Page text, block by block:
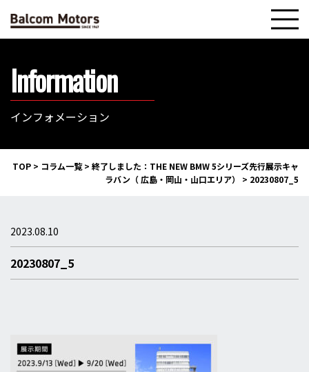
Information
インフォメーション
TOP > コラム一覧> 終了しました：THE NEW BMW 5シリーズ先行展示キャ
ラバン（ 広島・岡山・山口エリア）
> 20230807_5
2023.08.10
20230807_5